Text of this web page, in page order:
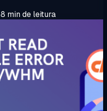
8 min de leitura